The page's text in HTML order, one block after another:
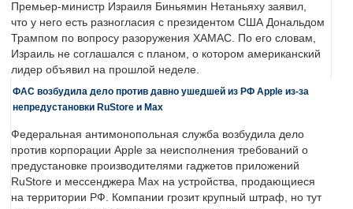
Премьер-министр Израиля Биньямин Нетаньяху заявил,
что у него есть разногласия с президентом США Дональдом
Трампом по вопросу разоружения ХАМАС. По его словам,
Израиль не соглашался с планом, о котором американский
лидер объявил на прошлой неделе.
ФАС возбудила дело против давно ушедшей из РФ Apple из-за
непредустановки RuStore и Max
Федеральная антимонопольная служба возбудила дело
против корпорации Apple за неисполнения требований о
предустановке производителями гаджетов приложений
RuStore и мессенджера Max на устройства, продающиеся
на территории РФ. Компании грозит крупный штраф, но тут